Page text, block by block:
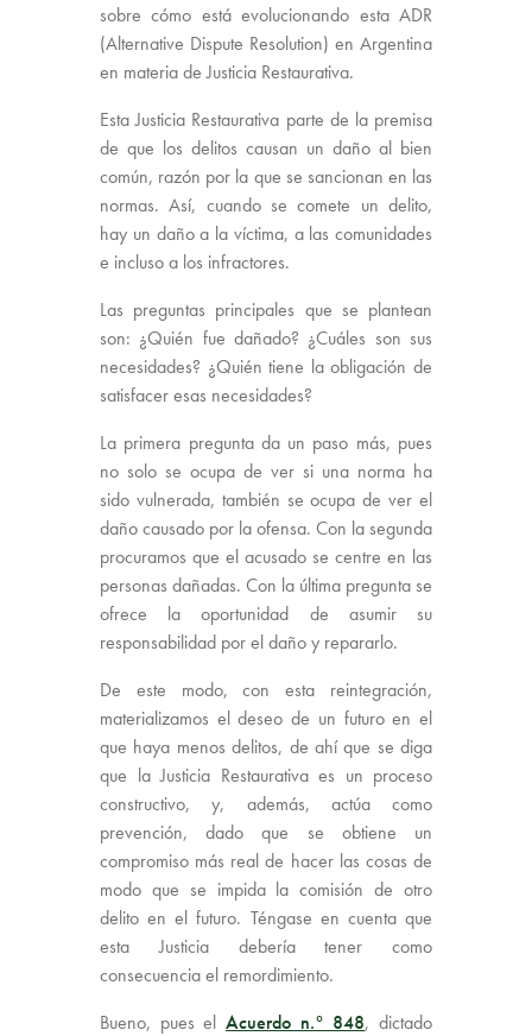
sobre cómo está evolucionando esta ADR
(Alternative Dispute Resolution) en Argentina
en materia de Justicia Restaurativa.
Esta Justicia Restaurativa parte de la premisa
de que los delitos causan un daño al bien
común, razón por la que se sancionan en las
normas. Así, cuando se comete un delito,
hay un daño a la víctima, a las comunidades
e incluso a los infractores.
Las preguntas principales que se plantean
son: ¿Quién fue dañado? ¿Cuáles son sus
necesidades? ¿Quién tiene la obligación de
satisfacer esas necesidades?
La primera pregunta da un paso más, pues
no solo se ocupa de ver si una norma ha
sido vulnerada, también se ocupa de ver el
daño causado por la ofensa. Con la segunda
procuramos que el acusado se centre en las
personas dañadas. Con la última pregunta se
ofrece la oportunidad de asumir su
responsabilidad por el daño y repararlo.
De este modo, con esta reintegración,
materializamos el deseo de un futuro en el
que haya menos delitos, de ahí que se diga
que la Justicia Restaurativa es un proceso
constructivo, y, además, actúa como
prevención, dado que se obtiene un
compromiso más real de hacer las cosas de
modo que se impida la comisión de otro
delito en el futuro. Téngase en cuenta que
esta Justicia debería tener como
consecuencia el remordimiento.
Bueno, pues el Acuerdo n.° 848, dictado